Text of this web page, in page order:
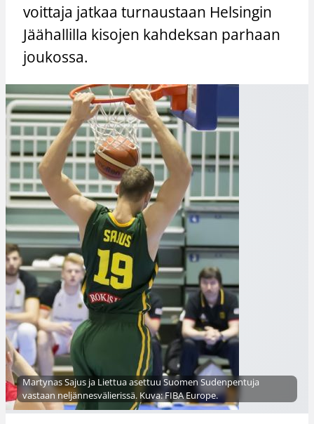
voittaja jatkaa turnaustaan Helsingin
Jäähallilla kisojen kahdeksan parhaan
joukossa.
Martynas Sajus ja Liettua asettuu Suomen Sudenpentuja
vastaan neljännesvälierissä. Kuva: FIBA Europe.